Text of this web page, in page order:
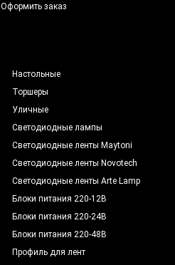
Оформить заказ
Настольные
Торшеры
Уличные
Светодиодные лампы
Светодиодные ленты Maytoni
Светодиодные ленты Novotech
Светодиодные ленты Arte Lamp
Блоки питания 220-12В
Блоки питания 220-24В
Блоки питания 220-48В
Профиль для лент